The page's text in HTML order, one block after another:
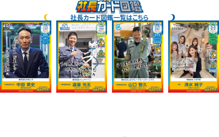
社長カード図鑑一覧はこちら